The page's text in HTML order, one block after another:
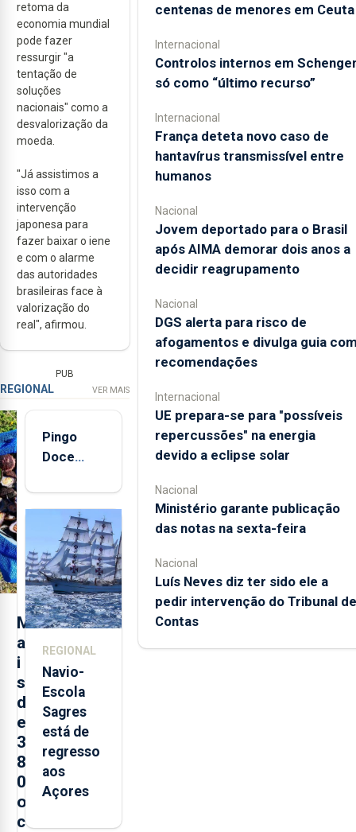
retoma da
economia mundial
pode fazer
ressurgir "a
tentação de
soluções
nacionais" como a
desvalorização da
moeda.
"Já assistimos a
isso com a
intervenção
japonesa para
fazer baixar o iene
e com o alarme
das autoridades
brasileiras face à
valorização do
real", afirmou.
PUB
REGIONAL VER MAIS
M
a
i
s
d
e
3
8
0
o
c
Pingo
Doce
quinta-
feira nova
loja em
São
Sebastião
e cria 30
postos de
REGIONAL
Navio-
Escola
Sagres
está de
regresso
aos
Açores
centenas de menores em Ceuta
Internacional
Controlos internos em
só como “último recurso”
Internacional
França deteta novo caso de
hantavírus transmissível entre
humanos
Nacional
Jovem deportado para o Brasil
após AIMA demorar dois anos a
decidir reagrupamento
Nacional
DGS alerta para risco de
afogamentos e divulga guia
recomendações
Internacional
UE prepara-se para "possíveis
repercussões" na energia
devido a eclipse solar
Nacional
Ministério garante publicação
das notas na sexta-feira
Nacional
Luís Neves diz ter sido ele a
pedir intervenção do Tribunal de
Contas